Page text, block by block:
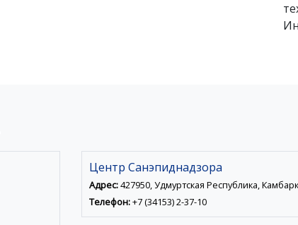
Центр Санэпиднадзора
Адрес:427950, Удмуртская Республика,
Телефон:+7 (34153) 2-37-10